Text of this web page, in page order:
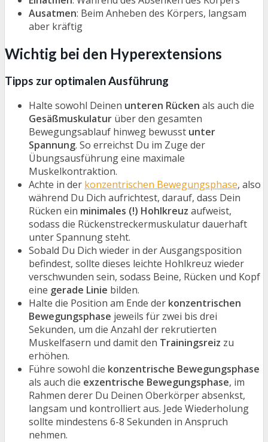
Ausatmen: Beim Anheben des Körpers, langsam
aber kräftig
Wichtig bei den Hyperextensions
Tipps zur optimalen Ausführung
Halte sowohl Deinen unteren Rücken als auch die
Gesäßmuskulatur über den gesamten
Bewegungsablauf hinweg bewusst unter
Spannung. So erreichst Du im Zuge der
Übungsausführung eine maximale
Muskelkontraktion.
Achte in der konzentrischen Bewegungsphase, also
während Du Dich aufrichtest, darauf, dass Dein
Rücken ein minimales (!) Hohlkreuz aufweist,
sodass die Rückenstreckermuskulatur dauerhaft
unter Spannung steht.
Sobald Du Dich wieder in der Ausgangsposition
befindest, sollte dieses leichte Hohlkreuz wieder
verschwunden sein, sodass Beine, Rücken und Kopf
eine gerade Linie bilden.
Halte die Position am Ende der konzentrischen
Bewegungsphase jeweils für zwei bis drei
Sekunden, um die Anzahl der rekrutierten
Muskelfasern und damit den Trainingsreiz zu
erhöhen.
Führe sowohl die konzentrische Bewegungsphase
als auch die exzentrische Bewegungsphase, im
Rahmen derer Du Deinen Oberkörper absenkst,
langsam und kontrolliert aus. Jede Wiederholung
sollte mindestens 6-8 Sekunden in Anspruch
nehmen.